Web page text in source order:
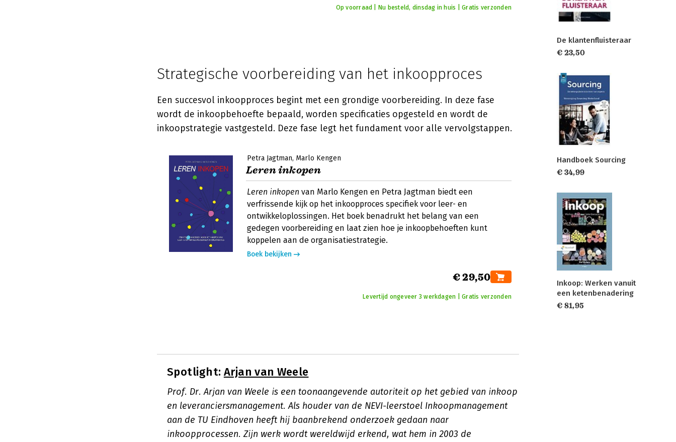
Op voorraad | Nu besteld, dinsdag in huis | Gratis verzonden
Strategische voorbereiding van het inkoopproces
Een succesvol inkoopproces begint met een grondige voorbereiding. In deze fase
wordt de inkoopbehoefte bepaald, worden specificaties opgesteld en wordt de
inkoopstrategie vastgesteld. Deze fase legt het fundament voor alle vervolgstappen.
Petra Jagtman Marlo Kengen
Leren inkopen
Leren inkopen van Marlo Kengen en Petra Jagtman biedt een
verfrissende kijk op het inkoopproces specifiek voor leer- en
ontwikkeloplossingen. Het boek benadrukt het belang van een
gedegen voorbereiding en laat zien hoe je inkoopbehoeften kunt
koppelen aan de organisatiestrategie.
Boek bekijken
€ 29,50
Levertijd ongeveer 3 werkdagen | Gratis verzonden
Spotlight: Arjan van Weele
Prof. Dr. Arjan van Weele is een toonaangevende autoriteit op het gebied van inkoop
en leveranciersmanagement. Als houder van de NEVI-leerstoel Inkoopmanagement
aan de TU Eindhoven heeft hij baanbrekend onderzoek gedaan naar
inkoopprocessen. Zijn werk wordt wereldwijd erkend, wat hem in 2003 de
De klantenfluisteraar
€ 23,50
Handboek Sourcing
€ 34,99
Inkoop: Werken vanuit
een ketenbenadering
€ 81,95